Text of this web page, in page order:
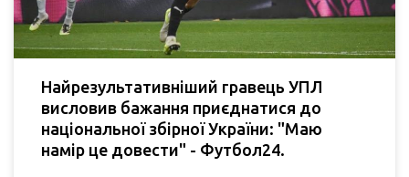
Найрезультативніший гравець УПЛ
висловив бажання приєднатися до
національної збірної України: "Маю
намір це довести" - Футбол24.